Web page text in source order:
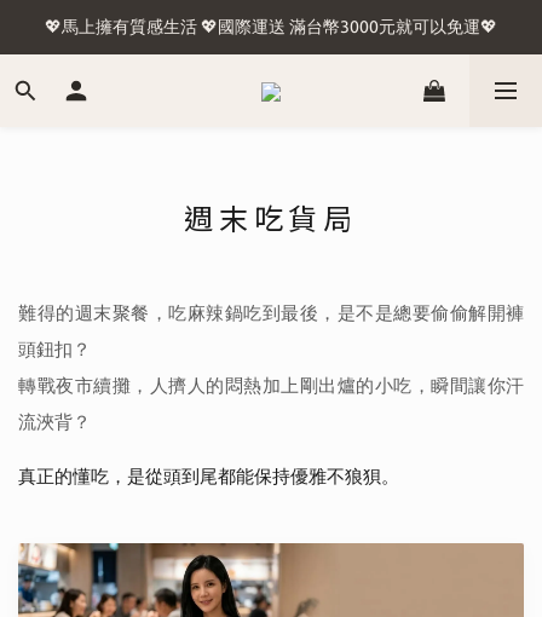
🍢台灣含外島滿1500免運🛫國際運送 滿台幣3000元就可以免運🛬
💖馬上擁有質感生活 💖國際運送 滿台幣3000元就可以免運💖
🍢台灣含外島滿1500免運🛫國際運送 滿台幣3000元就可以免運🛬
週末吃貨局
難得的週末聚餐，吃麻辣鍋吃到最後，是不是總要偷偷解開褲
頭鈕扣？
轉戰夜市續攤，人擠人的悶熱加上剛出爐的小吃，瞬間讓你汗
流浹背？
真正的懂吃，是從頭到尾都能保持優雅不狼狽。